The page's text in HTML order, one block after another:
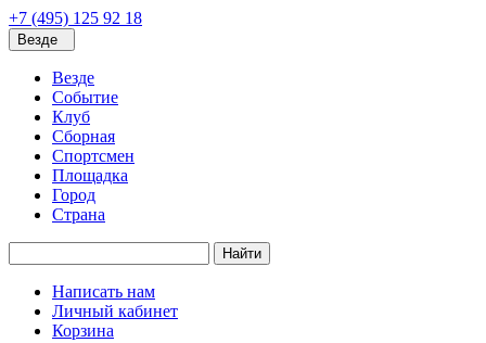
+7 (495) 125 92 18
Везде
Везде
Событие
Клуб
Сборная
Спортсмен
Площадка
Город
Страна
Найти
Написать нам
Личный кабинет
Корзина